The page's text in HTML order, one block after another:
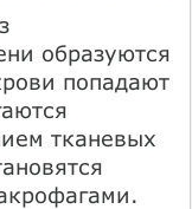
образуются
попадают
тканевых